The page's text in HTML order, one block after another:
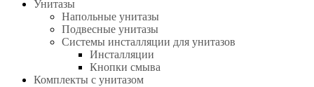
Унитазы
Напольные унитазы
Подвесные унитазы
Системы инсталляции для унитазов
Инсталляции
Кнопки смыва
Комплекты с унитазом